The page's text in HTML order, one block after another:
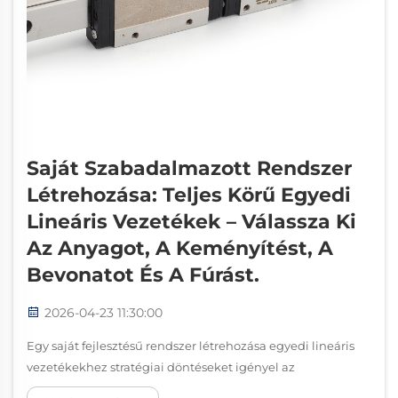
Saját Szabadalmazott Rendszer
Létrehozása: Teljes Körű Egyedi
Lineáris Vezetékek – Válassza Ki
Az Anyagot, A Keményítést, A
Bevonatot És A Fúrást.
2026-04-23 11:30:00
Egy saját fejlesztésű rendszer létrehozása egyedi lineáris
vezetékekhez stratégiai döntéseket igényel az
anyagválasztás, a kemítési eljárások, a bevonatolási